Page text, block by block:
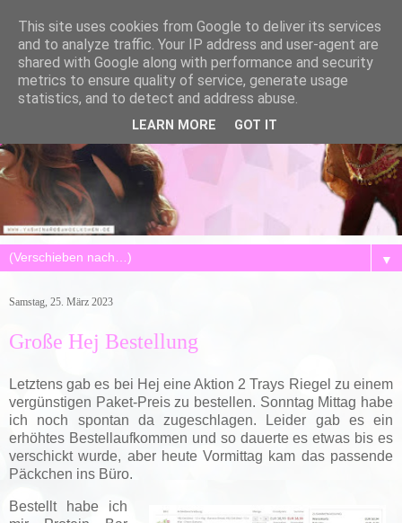
▼
Samstag, 25. März 2023
Große Hej Bestellung
Letztens gab es bei Hej eine Aktion 2 Trays Riegel zu einem
vergünstigen Paket-Preis zu bestellen. Sonntag Mittag habe
ich noch spontan da zugeschlagen. Leider gab es ein
erhöhtes Bestellaufkommen und so dauerte es etwas bis es
verschickt wurde, aber heute Vormittag kam das passende
Päckchen ins Büro.
Bestellt habe ich
This site uses cookies from Google to deliver its services
and to analyze traffic. Your IP address and user-agent are
shared with Google along with performance and security
metrics to ensure quality of service, generate usage
statistics, and to detect and address abuse.
LEARN MORE GOT IT